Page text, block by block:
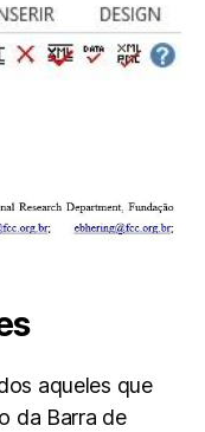
aqueles que
da Barra de